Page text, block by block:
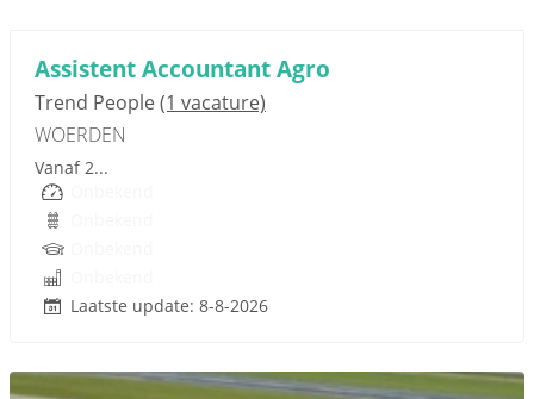
Assistent Accountant Agro
Trend People(1 vacature)
WOERDEN
Vanaf 2...
Laatste update: 8-8-2026